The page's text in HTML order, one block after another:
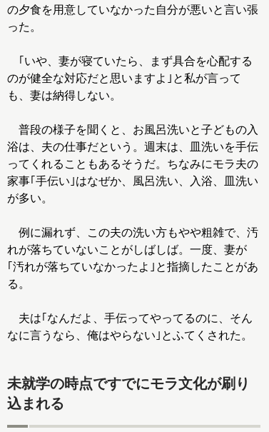
の夕食を用意していなかった自分が悪いと言い張
った。
｢いや、妻が寝ていたら、まず具合を心配する
のが健全な対応だと思いますよ｣と私が言って
も、妻は納得しない。
普段の様子を聞くと、お風呂洗いと子どもの入
浴は、夫の仕事だという。週末は、皿洗いを手伝
ってくれることもあるそうだ。ちなみにモラ夫の
家事｢手伝い｣はなぜか、風呂洗い、入浴、皿洗い
が多い。
例に漏れず、この夫の洗い方もやや粗雑で、汚
れが落ちていないことがしばしば。一度、妻が
｢汚れが落ちていなかったよ｣と指摘したことがあ
る。
夫は｢なんだよ、手伝ってやってるのに、そん
なに言うなら、俺はやらない｣とふてくされた。
未就学の時点ですでにモラ文化が刷り
込まれる